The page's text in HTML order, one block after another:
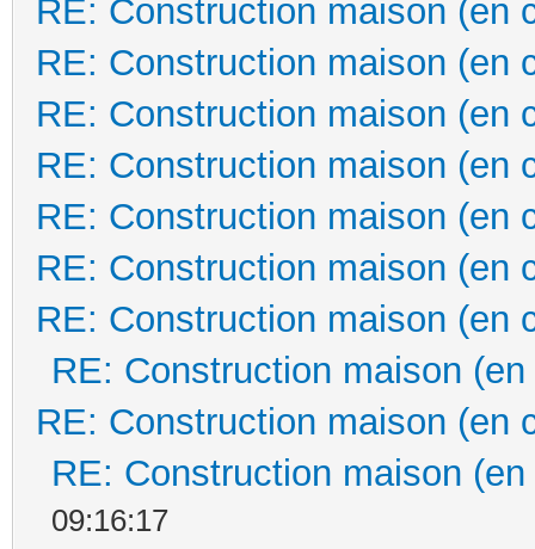
RE: Construction maison (en
RE: Construction maison (en
RE: Construction maison (en
RE: Construction maison (en
RE: Construction maison (en
RE: Construction maison (en
RE: Construction maison (en
RE: Construction maison
RE: Construction maison (en
RE: Construction maison
09:16:17